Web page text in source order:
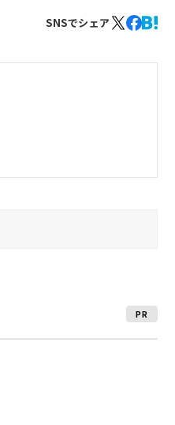
SNSでシェア
PR